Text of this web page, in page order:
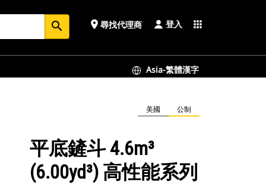
search place 尋找代理商 登入 apps
Asia-繁體漢字
美國 公制
平底鏟斗 4.6m³
(6.00yd³) 高性能系列